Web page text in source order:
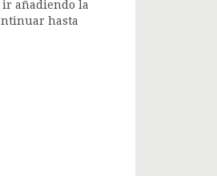
ir añadiendo la
hasta